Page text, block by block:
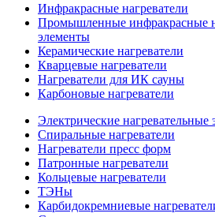
Инфракрасные нагреватели
Промышленные инфракрасные
элементы
Керамические нагреватели
Кварцевые нагреватели
Нагреватели для ИК сауны
Карбоновые нагреватели
Электрические нагревательные
Спиральные нагреватели
Нагреватели пресс форм
Патронные нагреватели
Кольцевые нагреватели
ТЭНы
Карбидокремниевые